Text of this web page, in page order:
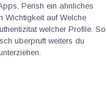
Perish ein ahnliches
Wichtigkeit auf Welche
welcher Profile. So
uberpruft weiters du